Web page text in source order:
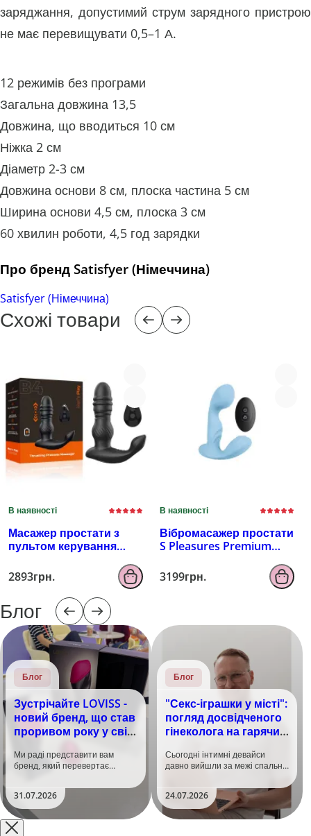
заряджання, допустимий струм зарядного пристрою
не має перевищувати 0,5–1 А.
12 режимів без програми
Загальна довжина 13,5
Довжина, що вводиться 10 см
Ніжка 2 см
Діаметр 2-3 см
Довжина основи 8 см, плоска частина 5 см
Ширина основи 4,5 см, плоска 3 см
60 хвилин роботи, 4,5 год зарядки
Про бренд Satisfyer (Німеччина)
Satisfyer (Німеччина)
Схожі товари
В наявності
Масажер простати з
пультом керування
B4
2893грн.
В наявності
Вібромасажер простати
S Pleasures Premium
рельєфом, 10 режимів
вібрації
3199грн.
Блог
Блог
Зустрічайте LOVISS -
новий бренд, що став
проривом року у світі
Ми раді представити вам
бренд, який перевертає
та вже встиг стати сенсацією
на міжнародній виставці API
Shanghai-2026!​LOVISS - це
поєднання унікальної естетики
та бездога..
31.07.2026
Блог
"Секс-іграшки у місті":
погляд досвідченого
гінеколога на гарячий
Сьогодні інтимні девайси
давно вийшли за межі спальні.
безшумні моторчики та
стильний дизайн перетворили
їх на гаджет, який багато хто
використовує, тестує у
24.07.2026